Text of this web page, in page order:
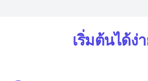
เริ่มต้นได้ง่